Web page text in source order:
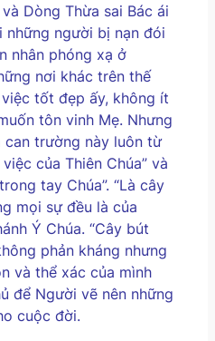
Dòng Thừa sai Bác ái
những người bị nạn đói
nhân phóng xạ ở
nơi khác trên thế
tốt đẹp ấy, không ít
tôn vinh Mẹ. Nhưng
trường này luôn từ
của Thiên Chúa” và
tay Chúa”. “Là cây
mọi sự đều là của
Ý Chúa. “Cây bút
phản kháng nhưng
và thể xác của mình
để Người vẽ nên những
cuộc đời.